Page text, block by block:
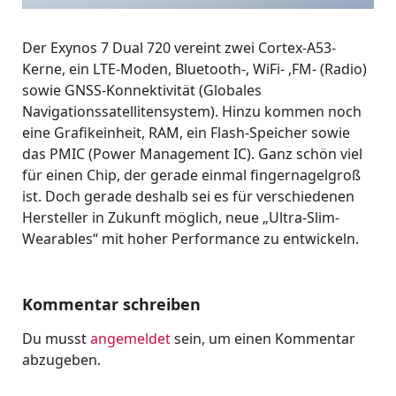
Der Exynos 7 Dual 720 vereint zwei Cortex-A53-
Kerne, ein LTE-Moden, Bluetooth-, WiFi- ,FM- (Radio)
sowie GNSS-Konnektivität (Globales
Navigationssatellitensystem). Hinzu kommen noch
eine Grafikeinheit, RAM, ein Flash-Speicher sowie
das PMIC (Power Management IC). Ganz schön viel
für einen Chip, der gerade einmal fingernagelgroß
ist. Doch gerade deshalb sei es für verschiedenen
Hersteller in Zukunft möglich, neue „Ultra-Slim-
Wearables“ mit hoher Performance zu entwickeln.
Kommentar schreiben
Du musstangemeldetsein, um einen Kommentar
abzugeben.